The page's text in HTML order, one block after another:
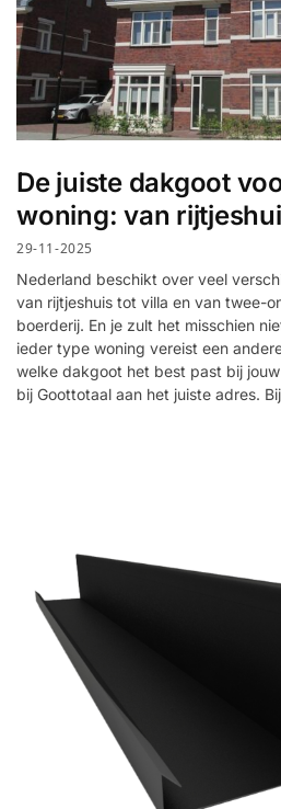
De juiste dakgoot
woning: van
29-11-2025
Nederland beschikt over veel
van rijtjeshuis tot villa en van twee-
boerderij. En je zult het misschien
ieder type woning vereist een
welke dakgoot het best past bij
bij Goottotaal aan het juiste adres.